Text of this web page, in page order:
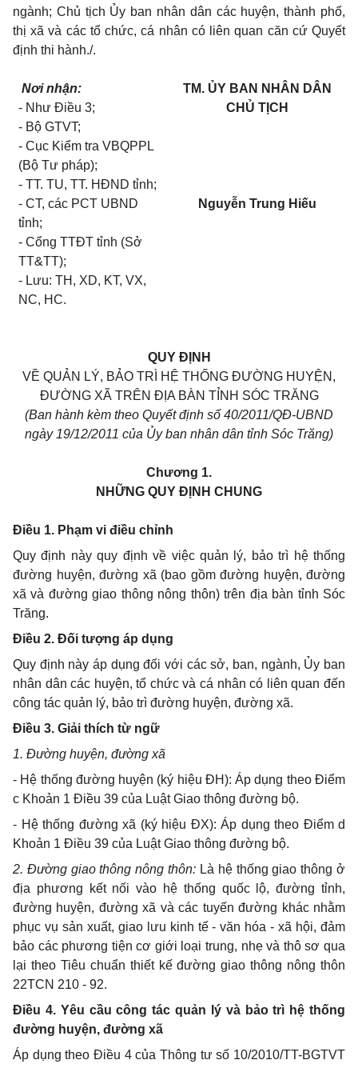
ngành; Chủ tịch Ủy ban nhân dân các huyện, thành phố,
thị xã và các tổ chức, cá nhân có liên quan căn cứ Quyết
định thi hành./.
Nơi nhận:
- Như Điều 3;
- Bộ GTVT;
- Cục Kiểm tra VBQPPL
(Bộ Tư pháp);
- TT. TU, TT. HĐND tỉnh;
- CT, các PCT UBND
tỉnh;
- Cổng TTĐT tỉnh (Sở
TT&TT);
- Lưu: TH, XD, KT, VX,
NC, HC.
TM. ỦY BAN NHÂN DÂN
CHỦ TỊCH
Nguyễn Trung Hiếu
QUY ĐỊNH
VỀ QUẢN LÝ, BẢO TRÌ HỆ THỐNG ĐƯỜNG HUYỆN,
ĐƯỜNG XÃ TRÊN ĐỊA BÀN TỈNH SÓC TRĂNG
(Ban hành kèm theo Quyết định số 40/2011/QĐ-UBND
ngày 19/12/2011 của Ủy ban nhân dân tỉnh Sóc Trăng)
Chương 1.
NHỮNG QUY ĐỊNH CHUNG
Điều 1. Phạm vi điều chỉnh
Quy định này quy định về việc quản lý, bảo trì hệ thống
đường huyện, đường xã (bao gồm đường huyện, đường
xã và đường giao thông nông thôn) trên địa bàn tỉnh Sóc
Trăng.
Điều 2. Đối tượng áp dụng
Quy định này áp dụng đối với các sở, ban, ngành, Ủy ban
nhân dân các huyện, tổ chức và cá nhân có liên quan đến
công tác quản lý, bảo trì đường huyện, đường xã.
Điều 3. Giải thích từ ngữ
1. Đường huyện, đường xã
- Hệ thống đường huyện (ký hiệu ĐH): Áp dụng theo Điểm
c Khoản 1 Điều 39 của Luật Giao thông đường bộ.
- Hệ thống đường xã (ký hiệu ĐX): Áp dụng theo Điểm d
Khoản 1 Điều 39 của Luật Giao thông đường bộ.
2. Đường giao thông nông thôn: Là hệ thống giao thông ở
địa phương kết nối vào hệ thống quốc lộ, đường tỉnh,
đường huyện, đường xã và các tuyến đường khác nhằm
phục vụ sản xuất, giao lưu kinh tế - văn hóa - xã hội, đảm
bảo các phương tiện cơ giới loại trung, nhẹ và thô sơ qua
lại theo Tiêu chuẩn thiết kế đường giao thông nông thôn
22TCN 210 - 92.
Điều 4. Yêu cầu công tác quản lý và bảo trì hệ thống
đường huyện, đường xã
Áp dụng theo Điều 4 của Thông tư số 10/2010/TT-BGTVT